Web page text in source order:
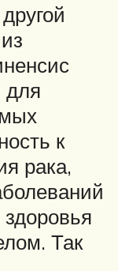
для
к
рака,
Так